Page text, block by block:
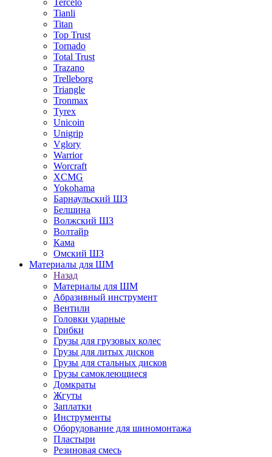
Tercelo
Tianli
Titan
Top Trust
Tornado
Total Trust
Trazano
Trelleborg
Triangle
Tronmax
Tyrex
Unicoin
Unigrip
Vglory
Warrior
Worcraft
XCMG
Yokohama
Барнаульский ШЗ
Белшина
Волжский ШЗ
Волтайр
Кама
Омский ШЗ
Материалы для ШМ
Назад
Материалы для ШМ
Абразивный инструмент
Вентили
Головки ударные
Грибки
Грузы для грузовых колес
Грузы для литых дисков
Грузы для стальных дисков
Грузы самоклеющиеся
Домкраты
Жгуты
Заплатки
Инструменты
Оборудование для шиномонтажа
Пластыри
Резиновая смесь